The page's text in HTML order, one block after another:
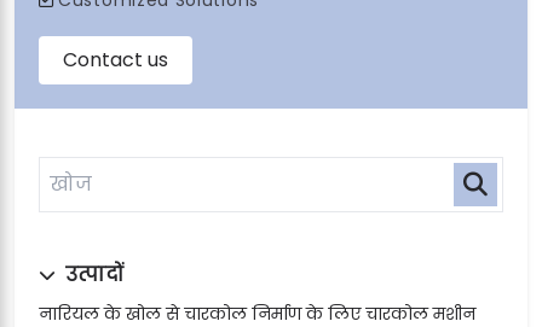
उत्पादों
नारियल के खोल से चारकोल निर्माण के लिए चारकोल मशीन